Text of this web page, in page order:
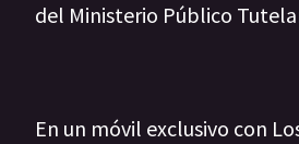
del Ministerio Público
En un móvil exclusivo con